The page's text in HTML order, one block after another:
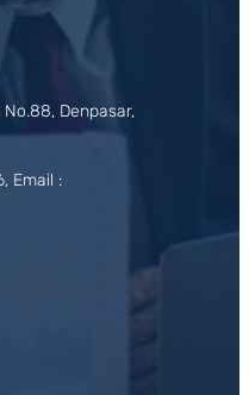
Denpasar,
Email :